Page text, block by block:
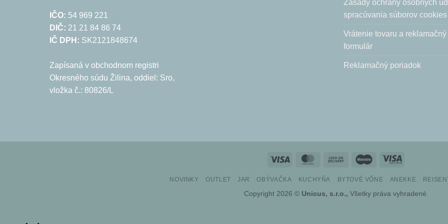
IČO: 54 969 221
DIČ: 21 21 84 86 74
IČ DPH: SK2121848674
Zapísaná v obchodnom registri
Okresného súdu Žilina, oddiel: Sro,
vložka č.: 80826/L
Zásady ochrany osobných
spracúvania súborov cookies
Vrátenie tovaru a reklamačný
formulár
Reklamačný poriadok
Visa MasterCardCash
Delivery
Maestro Visa
NOVINKY OUTLET JAR OBÝVAČKA KUCHYŇA BYTOVÉ VÔNE ANEKKE
Copyright 2026 © Unicus, s.r.o., Všetky práva vyhradené.